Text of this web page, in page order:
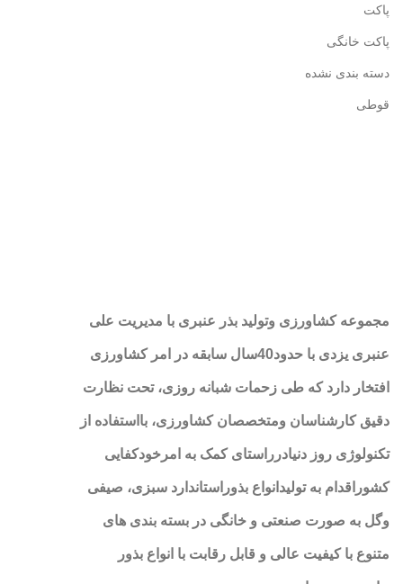
پاکت
پاکت خانگی
دسته بندی نشده
قوطی
مجموعه کشاورزی وتولید بذر عنبری با مدیریت علی
عنبری یزدی با حدود40سال سابقه در امر کشاورزی
افتخار دارد که طی زحمات شبانه روزی، تحت نظارت
دقیق کارشناسان ومتخصصان کشاورزی، بااستفاده از
تکنولوژی روز دنیادرراستای کمک به امرخودکفایی
کشوراقدام به تولیدانواع بذوراستاندارد سبزی، صیفی
وگل به صورت صنعتی و خانگی در بسته بندی های
متنوع با کیفیت عالی و قابل رقابت با انواع بذور